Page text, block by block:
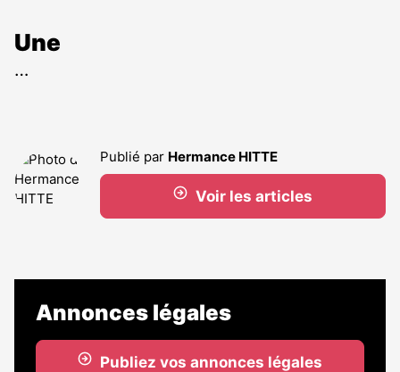
Une
…
Publié par Hermance HITTE
Voir les articles
Annonces légales
Publiez vos annonces légales